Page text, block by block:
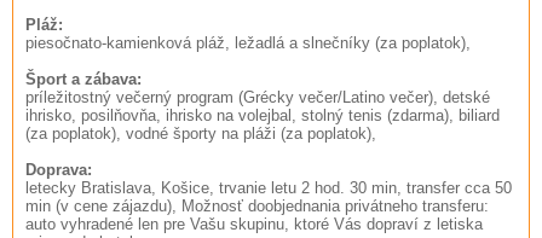
Pláž:
piesočnato-kamienková pláž, ležadlá a slnečníky (za poplatok),
Šport a zábava:
príležitostný večerný program (Grécky večer/Latino večer), detské
ihrisko, posilňovňa, ihrisko na volejbal, stolný tenis (zdarma), biliard
(za poplatok), vodné športy na pláži (za poplatok),
Doprava:
letecky Bratislava, Košice, trvanie letu 2 hod. 30 min, transfer cca 50
min (v cene zájazdu), Možnosť doobjednania privátneho transferu:
auto vyhradené len pre Vašu skupinu, ktoré Vás dopraví z letiska